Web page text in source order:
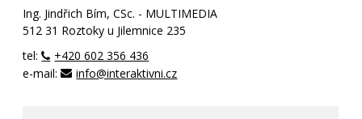
Ing. Jindřich Bím, CSc. - MULTIMEDIA
512 31 Roztoky u Jilemnice 235
tel:
+420 602 356 436
e-mail:
info@interaktivni.cz